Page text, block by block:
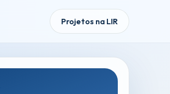
Projetos na LIR